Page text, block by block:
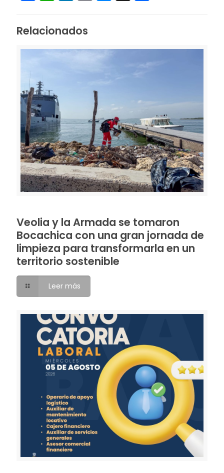
Relacionados
Veolia y la Armada se tomaron
Bocachica con una gran jornada de
limpieza para transformarla en un
territorio sostenible
Leer más